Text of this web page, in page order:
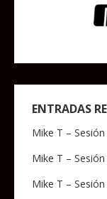
ENTRADAS
Mike T –
Mike T –
Mike T –